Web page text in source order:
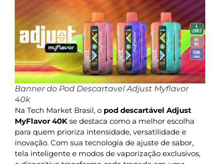
Banner do Pod Descartavel Adjust Myflavor
40k
Na Tech Market Brasil, o pod descartável Adjust
MyFlavor 40K se destaca como a melhor escolha
para quem prioriza intensidade, versatilidade e
inovação. Com sua tecnologia de ajuste de sabor,
tela inteligente e modos de vaporização exclusivos,